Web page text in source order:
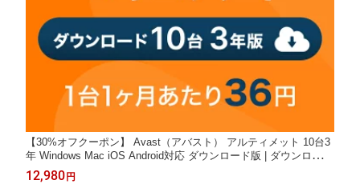
【30%オフクーポン】 Avast（アバスト） アルティメット 10台3
年 Windows Mac iOS Android対応 ダウンロード版 | ダウンロード
セキュリティソフト ウイルスソフト 送料無料 パソコン スマホ ウ
12,980 円